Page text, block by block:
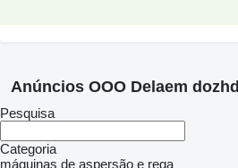
Anúncios OOO Delaem dozhd
Pesquisa
Categoria
máquinas de aspersão e rega